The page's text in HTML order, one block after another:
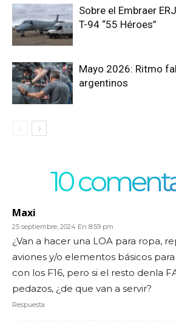
Sobre el Embraer
T-94 “55 Héroes”
Mayo 2026: Ritmo
argentinos
10
Maxi
25 septiembre, 2024 En 8:59 pm
¿Van a hacer una LOA para ropa,
aviones y/o elementos básicos
con los F16, pero si el resto denla
pedazos, ¿de que van a servir?
Respuesta